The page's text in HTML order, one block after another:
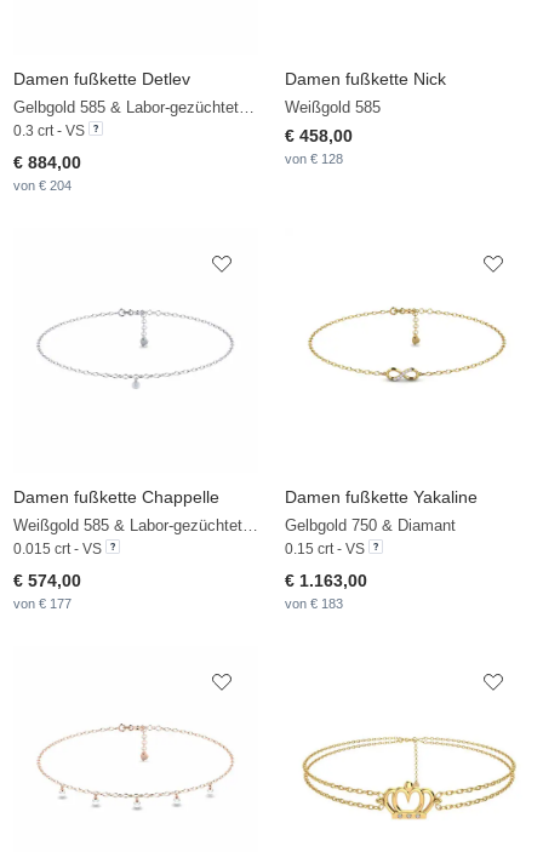
Damen fußkette Detlev
Gelbgold 585 & Labor-gezüchteter Diamant
0.3 crt - VS
€ 884,00
von € 204
Damen fußkette Nick
Weißgold 585
€ 458,00
von € 128
Damen fußkette Chappelle
Weißgold 585 & Labor-gezüchteter Diamant
0.015 crt - VS
€ 574,00
von € 177
Damen fußkette Yakaline
Gelbgold 750 & Diamant
0.15 crt - VS
€ 1.163,00
von € 183